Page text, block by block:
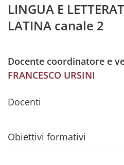
LINGUA E
LATINA canale 2
Docente coordinatore e
FRANCESCO URSINI
Docenti
Obiettivi formativi